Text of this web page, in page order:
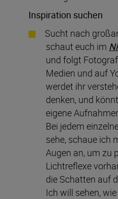
Inspiration suchen
Sucht nach
schaut euch im
und folgt
Medien und auf
werdet ihr
denken, und
eigene
Bei jedem
sehe, schaue ich
Augen an, um zu
Lichtreflexe
die Schatten auf
Ich will sehen,